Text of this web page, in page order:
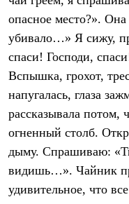
PEAK
ЗА ПОЛЯРНЫМ
TREK
BASK kids
CITY
BASK juno
ИДЁМ В ПОХОД
Дневник капитана
Каталог дилеров
Баск сегодня
История
Отцы основатели
Производство
Баск в вашем городе
опасное место?».
убивало…» Я сижу,
спаси! Господи,
Вспышка, грохот,
напугалась, глаза
рассказывала потом,
огненный столб.
дыму. Спрашиваю:
видишь…». Чайник
удивительное, что